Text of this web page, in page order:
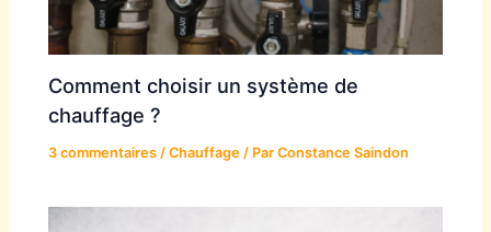
Comment choisir un système de
chauffage ?
3 commentaires /Chauffage / ParConstance Saindon